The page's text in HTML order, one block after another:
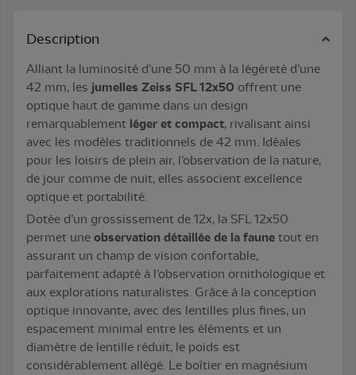
Description
Alliant la luminosité d’une 50 mm à la légèreté d’une
42 mm, les jumelles Zeiss SFL 12x50 offrent une
optique haut de gamme dans un design
remarquablement léger et compact, rivalisant ainsi
avec les modèles traditionnels de 42 mm. Idéales
pour les loisirs de plein air, l’observation de la nature,
de jour comme de nuit, elles associent excellence
optique et portabilité.
Dotée d’un grossissement de 12x, la SFL 12x50
permet une observation détaillée de la faune tout en
assurant un champ de vision confortable,
parfaitement adapté à l’observation ornithologique et
aux explorations naturalistes. Grâce à la conception
optique innovante, avec des lentilles plus fines, un
espacement minimal entre les éléments et un
diamètre de lentille réduit, le poids est
considérablement allégé. Le boîtier en magnésium